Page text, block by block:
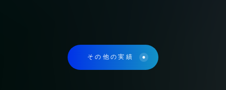
その他の実績